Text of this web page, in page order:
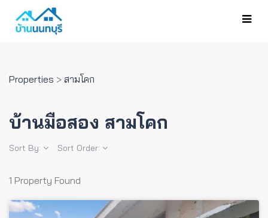
Properties > สามโคก
บ้านมือสอง สามโคก
Sort By: Sort Order:
1 Property Found